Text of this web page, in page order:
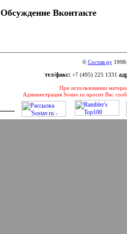
Обсуждение Вконтакте
© Состав.ру
тел/факс: +7 (495) 225 1331
При использовании
Администрация Sostav.ru просит Вас